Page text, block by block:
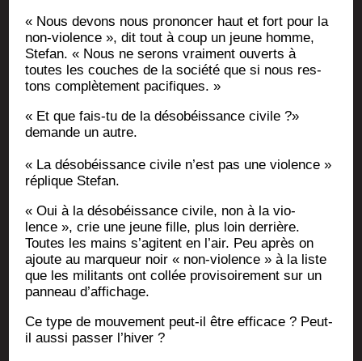
« Nous devons nous pro­non­cer haut et fort pour la
non-vio­lence », dit tout à coup un jeune homme,
Ste­fan. « Nous ne serons vrai­ment ouverts à
toutes les couches de la socié­té que si nous res­
tons com­plè­te­ment pacifiques. »
« Et que fais-tu de la déso­béis­sance civile ?»
demande un autre.
« La déso­béis­sance civile n’est pas une vio­lence »
réplique Stefan.
« Oui à la déso­béis­sance civile, non à la vio­
lence », crie une jeune fille, plus loin der­rière.
Toutes les mains s’agitent en l’air. Peu après on
ajoute au mar­queur noir « non-vio­lence » à la liste
que les mili­tants ont col­lée pro­vi­soi­re­ment sur un
pan­neau d’affichage.
Ce type de mou­ve­ment peut-il être effi­cace ? Peut-
il aus­si pas­ser l’hiver ?